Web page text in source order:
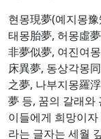
현몽現夢(예지몽
태몽胎夢, 허몽虛
非夢似夢, 여진여
床異夢, 동상각몽
之夢, 나부지몽羅
夢 등, 꿈의 갈래와
이들에게 희망이자
라는 글자는 세월